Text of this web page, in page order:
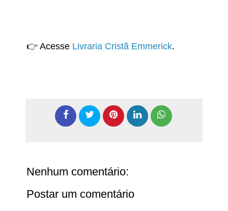
👉 Acesse Livraria Cristã Emmerick.
Nenhum comentário:
Postar um comentário